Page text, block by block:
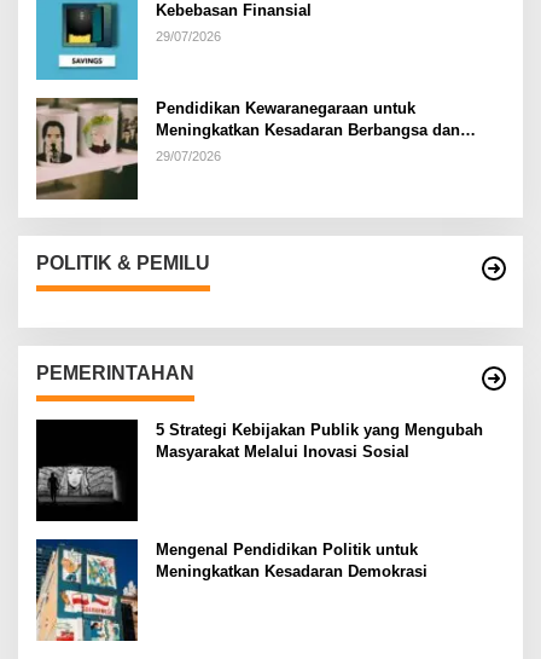
Kebebasan Finansial
29/07/2026
Pendidikan Kewaranegaraan untuk
Meningkatkan Kesadaran Berbangsa dan
Bernegara di…
29/07/2026
POLITIK & PEMILU
PEMERINTAHAN
5 Strategi Kebijakan Publik yang Mengubah
Masyarakat Melalui Inovasi Sosial
Mengenal Pendidikan Politik untuk
Meningkatkan Kesadaran Demokrasi